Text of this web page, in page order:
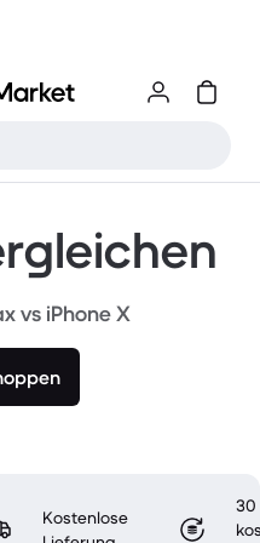
vs iPhone X
Kostenlose
30